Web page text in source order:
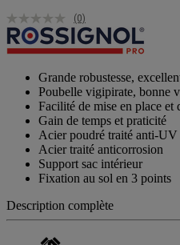
(0)
Grande robustesse,
Poubelle vigipirate, bonne
Facilité de mise en place et
Gain de temps et praticité
Acier poudré traité anti-UV
Acier traité anticorrosion
Support sac intérieur
Fixation au sol en 3 points
Description complète